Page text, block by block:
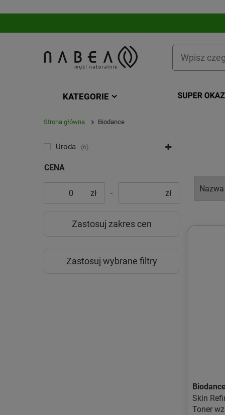
KATEGORIE
Strona główna Biodance
KATEGORIA
Uroda 6
CENA
zł - zł
Zastosuj zakres cen
Zastosuj wybrane filtry
Biodance
Skin
Toner